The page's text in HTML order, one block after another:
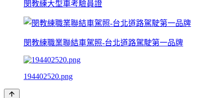
閔教練大型車考驗員證
閔教練職業聯結車駕照-台北道路駕駛第一品牌
194402520.png